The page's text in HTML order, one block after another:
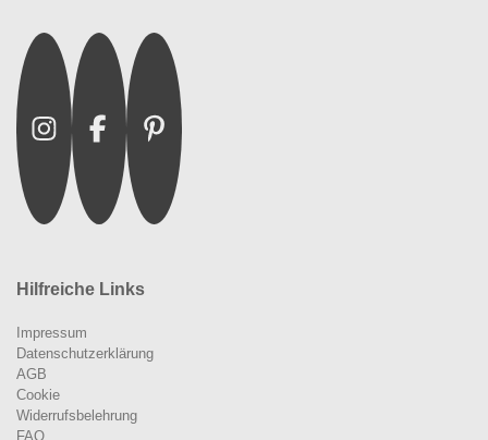
InstagramFacebookPinterest
Hilfreiche Links
Impressum
Datenschutzerklärung
AGB
Cookie
Widerrufsbelehrung
FAQ